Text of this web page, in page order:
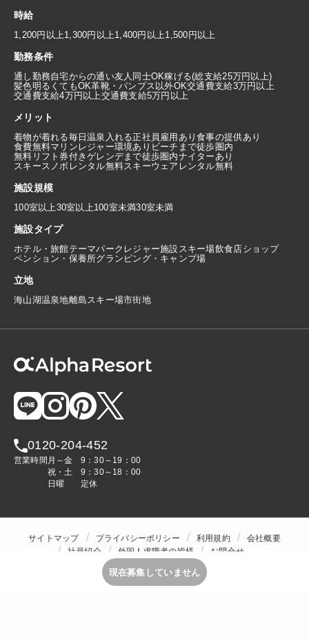
時給
1,200円以上1,300円以上1,400円以上1,500円以上
勤務条件
通し勤務自宅からの通い友人同士OK稼げる(総支給25万円以上)
髪色明るくてもOK革靴・パンプス以外OK交通費支給3万円以上
交通費支給4万円以上交通費支給5万円以上
メリット
着物が着れる毎日温泉入れる正社員雇用あり食事の提供あり
食費無料マリンレジャー環境あり ビーチまで徒歩圏内
無料リフト券付きゲレンデまで徒歩圏内ナイターあり
スキースノボレンタル無料スキーウェアレンタル無料
施設規模
100室以上30室以上100室未満30室未満
施設タイプ
ホテル・旅館テーマパーク レジャー施設スキー場飲食店ショップ
ペンション・保養所グランピング・キャンプ場
立地
海山湖温泉地離島スキー場市街地
0120-204-452
営業時間 月～金
9：30～19：00
祝・土
9：30～18：00
日曜
定休
サイトマップ プライバシーポリシー 利用規約
会社概要
社員紹介
外国人求職者の皆様
お問合せ
現在募集していません